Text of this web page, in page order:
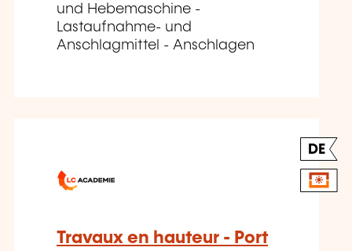
und Hebemaschine -
Lastaufnahme- und
Anschlagmittel - Anschlagen
DE
Travaux en hauteur - Port